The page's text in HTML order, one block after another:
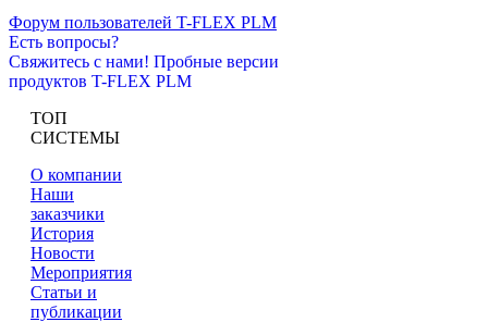
Форум пользователей T-FLEX PLM
Есть вопросы?
Свяжитесь с нами! Пробные версии
продуктов T-FLEX PLM
ТОП
СИСТЕМЫ
О компании
Наши
заказчики
История
Новости
Мероприятия
Статьи и
публикации